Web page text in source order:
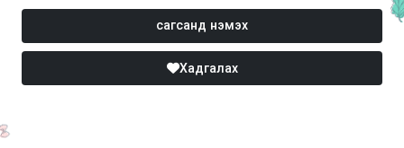
сагсанд нэмэх
Хадгалах